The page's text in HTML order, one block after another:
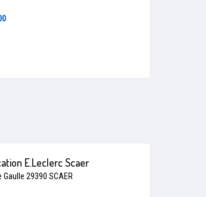
E.Leclerc Scaer
Gaulle 29390 SCAER